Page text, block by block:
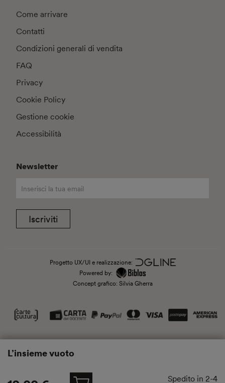
L’insieme vuoto
Spedito in 2-4
Come arrivare
Contatti
Condizioni generali di vendita
FAQ
Privacy
Cookie Policy
Gestione cookie
Accessibilità
Newsletter
Iscriviti
Progetto UX/UI e realizzazione:
Powered by:
Concept grafico: Silvia Gherra